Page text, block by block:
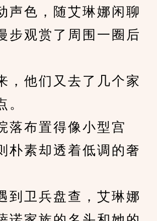
色，随艾琳娜闲聊
步观赏了周围一圈后
他们又去了几个家
。
布置得像小型宫
朴素却透着低调的奢
卫兵盘查，艾琳娜